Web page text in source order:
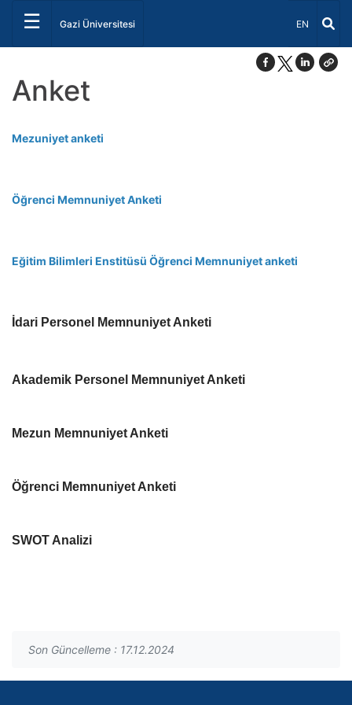
☰ Gazi Üniversitesi Dil Seçiniz
EN
Anket
Mezuniyet anketi
Öğrenci Memnuniyet Anketi
Eğitim Bilimleri Enstitüsü Öğrenci Memnuniyet anketi
İdari Personel Memnuniyet Anketi
Akademik Personel Memnuniyet Anketi
Mezun Memnuniyet Anketi
Öğrenci Memnuniyet Anketi
SWOT Analizi
Son Güncelleme : 17.12.2024